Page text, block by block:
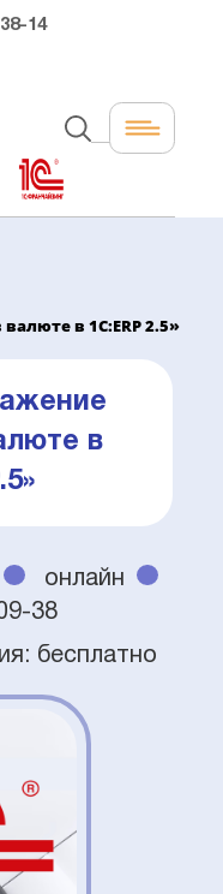
14
в 1С:ERP 2.5»
в
онлайн
38
бесплатно